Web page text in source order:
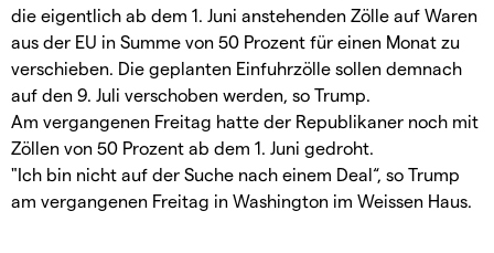
die eigentlich ab dem 1. Juni anstehenden Zölle auf Waren
aus der EU in Summe von 50 Prozent für einen Monat zu
verschieben. Die geplanten Einfuhrzölle sollen demnach
auf den 9. Juli verschoben werden, so Trump.
Am vergangenen Freitag hatte der Republikaner noch mit
Zöllen von 50 Prozent ab dem 1. Juni gedroht.
"Ich bin nicht auf der Suche nach einem Deal“, so Trump
am vergangenen Freitag in Washington im Weissen Haus.